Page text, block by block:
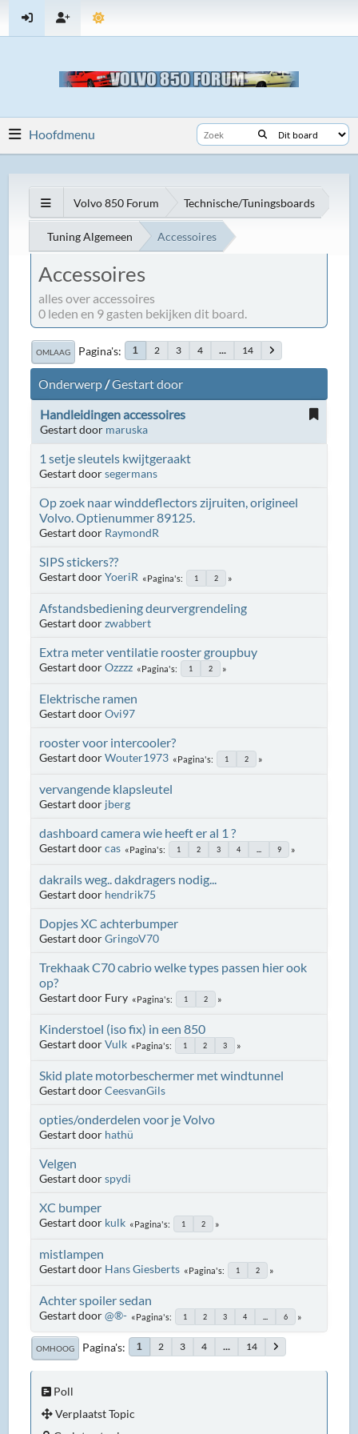
Hoofdmenu
Volvo 850 Forum Technische/Tuningsboards
Tuning Algemeen Accessoires
Accessoires
alles over accessoires
0 leden en 9 gasten bekijken dit board.
OMLAAG Pagina's 1 2 3 4 ... 14
Onderwerp/Gestart door
Handleidingen accessoires
Gestart door maruska
1 setje sleutels kwijtgeraakt
Gestart doorsegermans
Op zoek naar winddeflectors zijruiten, origineel
Volvo. Optienummer 89125.
Gestart door RaymondR
SIPS stickers??
Gestart doorYoeriR Pagina's 1 2
Afstandsbediening deurvergrendeling
Gestart doorzwabbert
Extra meter ventilatie rooster groupbuy
Gestart doorOzzzz Pagina's 1 2
Elektrische ramen
Gestart doorOvi97
rooster voor intercooler?
Gestart doorWouter1973 Pagina's 1 2
vervangende klapsleutel
Gestart door jberg
dashboard camera wie heeft er al 1 ?
Gestart doorcas Pagina's 1 2 3 4 9
dakrails weg.. dakdragers nodig...
Gestart door hendrik75
Dopjes XC achterbumper
Gestart doorGringoV70
Trekhaak C70 cabrio welke types passen hier ook
op?
Gestart door Fury Pagina's 1 2
Kinderstoel (iso fix) in een 850
Gestart doorVulk Pagina's 1 2 3
Skid plate motorbeschermer met windtunnel
Gestart doorCeesvanGils
opties/onderdelen voor je Volvo
Gestart door hathü
Velgen
Gestart doorspydi
XC bumper
Gestart door kulk Pagina's 1 2
mistlampen
Gestart door Hans Giesberts Pagina's 1 2
Achter spoiler sedan
Gestart door@®- Pagina's 1 2 3 4 6
OMHOOG Pagina's 1 2 3 4 ... 14
Poll
Verplaatst Topic